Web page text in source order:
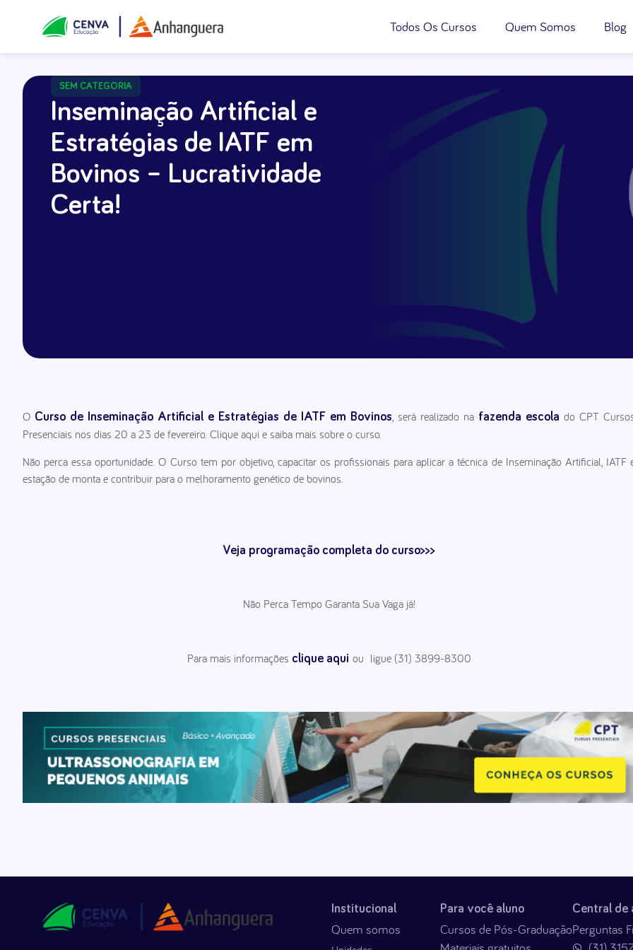
Todos Os Cursos Quem Somos Blog
SEM CATEGORIA
Inseminação Artificial e
Estratégias de IATF em
Bovinos – Lucratividade
Certa!
O Curso de Inseminação Artificial e Estratégias de IATF em Bovinos, será realizado na fazenda escola do CPT
Presenciais nos dias 20 a 23 de fevereiro. Clique aqui e saiba mais sobre o curso.
Não perca essa oportunidade. O Curso tem por objetivo, capacitar os profissionais para aplicar a técnica de Inseminação Artificial, IATF
estação de monta e contribuir para o melhoramento genético de bovinos.
Veja programação completa do curso>>>
Não Perca Tempo Garanta Sua Vaga já!
Para mais informações clique aqui ou ligue (31) 3899-8300
Institucional
Quem somos
Para você aluno
Cursos de Pós-Graduação
Central de
Perguntas